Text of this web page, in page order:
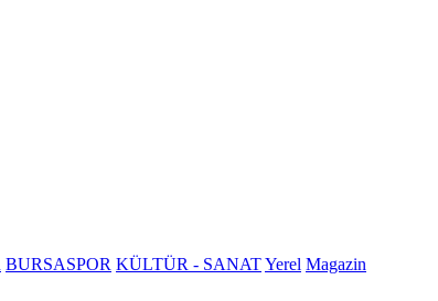
BURSASPOR KÜLTÜR - SANATYerel Magazin